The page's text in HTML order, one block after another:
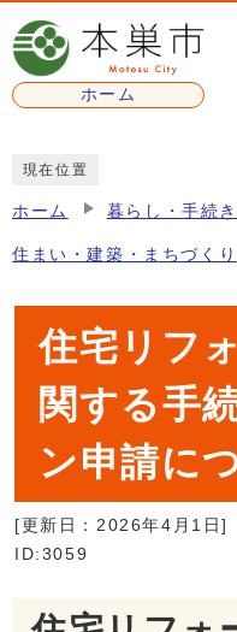
ページの先頭です
ホーム
現在位置
ホーム 暮らし・手続き
住まい・建築・まちづくり
住宅リフ
関する手
ン申請に
[更新日： 2026年4月1日]
ID:3059